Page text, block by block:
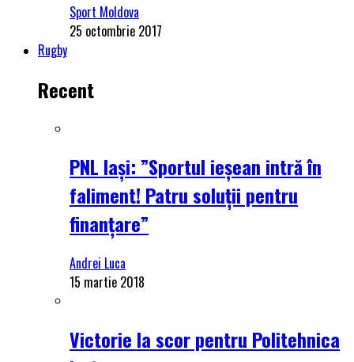
Sport Moldova
25 octombrie 2017
Rugby
Recent
PNL Iași: ”Sportul ieșean intră în
faliment! Patru soluții pentru
finanțare”
Andrei Luca
15 martie 2018
Victorie la scor pentru Politehnica